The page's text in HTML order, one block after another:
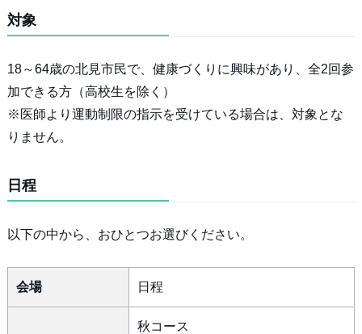
対象
18～64歳の北見市民で、健康づくりに興味があり、全2回参
加できる方（高校生を除く）
※医師より運動制限の指示を受けている場合は、対象とな
りません。
日程
以下の中から、おひとつお選びください。
会場 日程
秋コース